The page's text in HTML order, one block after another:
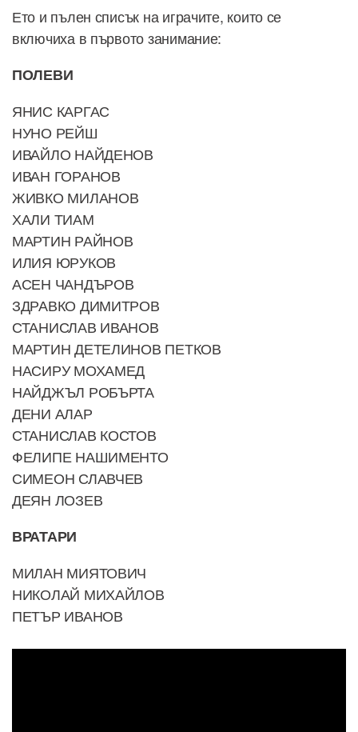
Ето и пълен списък на играчите, които се
включиха в първото занимание:
ПОЛЕВИ
ЯНИС КАРГАС
НУНО РЕЙШ
ИВАЙЛО НАЙДЕНОВ
ИВАН ГОРАНОВ
ЖИВКО МИЛАНОВ
ХАЛИ ТИАМ
МАРТИН РАЙНОВ
ИЛИЯ ЮРУКОВ
АСЕН ЧАНДЪРОВ
ЗДРАВКО ДИМИТРОВ
СТАНИСЛАВ ИВАНОВ
МАРТИН ДЕТЕЛИНОВ ПЕТКОВ
НАСИРУ МОХАМЕД
НАЙДЖЪЛ РОБЪРТА
ДЕНИ АЛАР
СТАНИСЛАВ КОСТОВ
ФЕЛИПЕ НАШИМЕНТО
СИМЕОН СЛАВЧЕВ
ДЕЯН ЛОЗЕВ
ВРАТАРИ
МИЛАН МИЯТОВИЧ
НИКОЛАЙ МИХАЙЛОВ
ПЕТЪР ИВАНОВ